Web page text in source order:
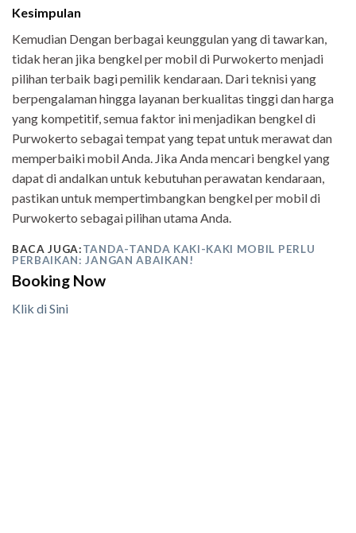
Kesimpulan
Kemudian Dengan berbagai keunggulan yang di tawarkan,
tidak heran jika bengkel per mobil di Purwokerto menjadi
pilihan terbaik bagi pemilik kendaraan. Dari teknisi yang
berpengalaman hingga layanan berkualitas tinggi dan harga
yang kompetitif, semua faktor ini menjadikan bengkel di
Purwokerto sebagai tempat yang tepat untuk merawat dan
memperbaiki mobil Anda. Jika Anda mencari bengkel yang
dapat di andalkan untuk kebutuhan perawatan kendaraan,
pastikan untuk mempertimbangkan bengkel per mobil di
Purwokerto sebagai pilihan utama Anda.
BACA JUGA:TANDA-TANDA KAKI-KAKI MOBIL PERLU
PERBAIKAN: JANGAN ABAIKAN!
Booking Now
Klik di Sini